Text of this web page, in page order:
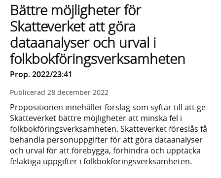
lista
med
sökförslag
Bättre möjligheter för
Skatteverket att göra
dataanalyser och urval i
folkbokföringsverksamheten
Prop. 2022/23:41
Publicerad 28 december 2022
Propositionen innehåller förslag som syftar till att ge
Skatteverket bättre möjligheter att minska fel i
folkbokföringsverksamheten. Skatteverket föreslås få
behandla personuppgifter för att göra dataanalyser
och urval för att förebygga, förhindra och upptäcka
felaktiga uppgifter i folkbokföringsverksamheten.